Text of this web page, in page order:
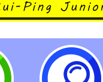
114學年度
園市立瑞